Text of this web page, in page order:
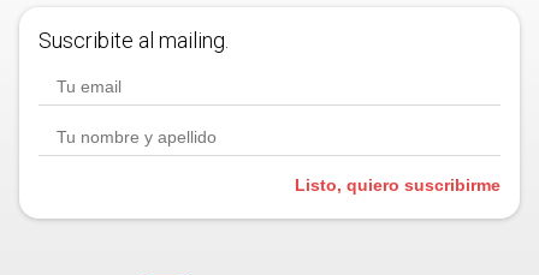
Suscribite al mailing.
Listo, quiero suscribirme